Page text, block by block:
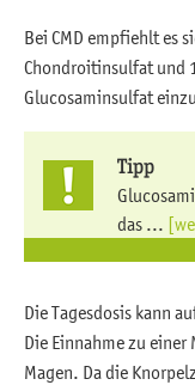
Bei CMD empfiehlt es
Chondroitinsulfat und
Glucosaminsulfat
Tipp
das ...
Die Tagesdosis kann
Die Einnahme zu
Magen. Da die